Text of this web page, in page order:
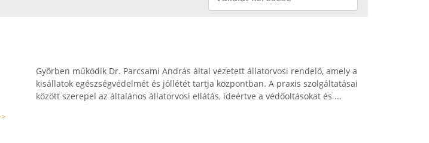
Győrben működik Dr. Parcsami András által vezetett állatorvosi rendelő, amely a
kisállatok egészségvédelmét és jóllétét tartja központban. A praxis szolgáltatásai
között szerepel az általános állatorvosi ellátás, ideértve a védőoltásokat és ...